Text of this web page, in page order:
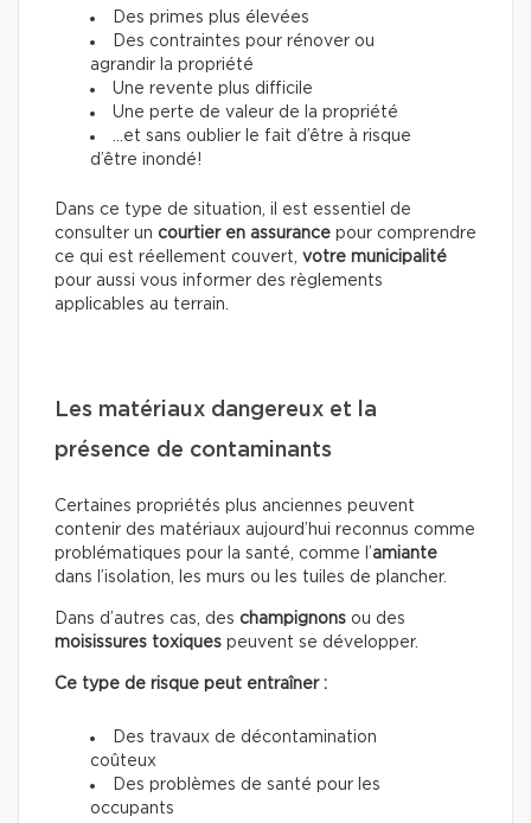
Des primes plus élevées
Des contraintes pour rénover ou
agrandir la propriété
Une revente plus difficile
Une perte de valeur de la propriété
…et sans oublier le fait d’être à risque
d’être inondé!
Dans ce type de situation, il est essentiel de
consulter un courtier en assurance pour comprendre
ce qui est réellement couvert, votre municipalité
pour aussi vous informer des règlements
applicables au terrain.
Les matériaux dangereux et la
présence de contaminants
Certaines propriétés plus anciennes peuvent
contenir des matériaux aujourd’hui reconnus comme
problématiques pour la santé, comme l’amiante
dans l’isolation, les murs ou les tuiles de plancher.
Dans d’autres cas, des champignons ou des
moisissures toxiques peuvent se développer.
Ce type de risque peut entraîner :
Des travaux de décontamination
coûteux
Des problèmes de santé pour les
occupants